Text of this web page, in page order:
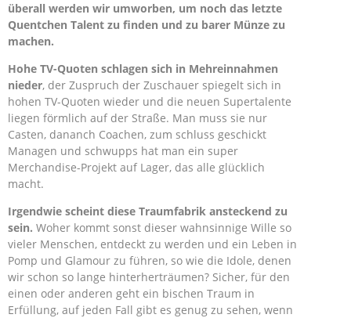
überall werden wir umworben, um noch das letzte
Quentchen Talent zu finden und zu barer Münze zu
machen.
Hohe TV-Quoten schlagen sich in Mehreinnahmen
nieder, der Zuspruch der Zuschauer spiegelt sich in
hohen TV-Quoten wieder und die neuen Supertalente
liegen förmlich auf der Straße. Man muss sie nur
Casten, dananch Coachen, zum schluss geschickt
Managen und schwupps hat man ein super
Merchandise-Projekt auf Lager, das alle glücklich
macht.
Irgendwie scheint diese Traumfabrik ansteckend zu
sein. Woher kommt sonst dieser wahnsinnige Wille so
vieler Menschen, entdeckt zu werden und ein Leben in
Pomp und Glamour zu führen, so wie die Idole, denen
wir schon so lange hinterherträumen? Sicher, für den
einen oder anderen geht ein bischen Traum in
Erfüllung, auf jeden Fall gibt es genug zu sehen, wenn